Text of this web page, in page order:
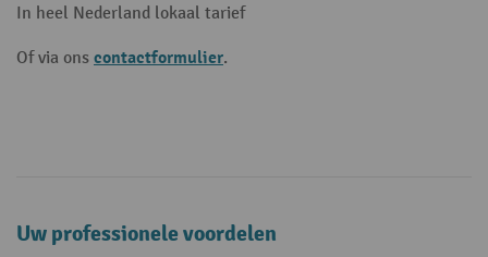
In heel Nederland lokaal tarief
Of via ons contactformulier.
Uw professionele voordelen